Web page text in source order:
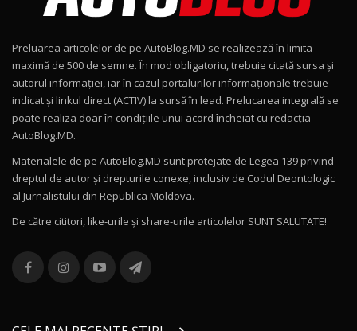
15:22
Mercedes-AMG E 53 HYBRID 4MATIC+ / Test
Drive AutoBlog.MD
16:27
11
Noul Volvo ES90 / Test Drive AutoBlog.MD
12
Noul MG HS / Test Drive AutoBlog.MD
16:48
13
combină aventura cu luxul / AutoBlog.MD
36:08
chinez care face lumea să se întoarcă după el
Preluarea articolelor de pe AutoBlog.MD se realizează în limita
maximă de 500 de semne. În mod obligatoriu, trebuie citată sursa și
autorul informației, iar în cazul portalurilor informaționale trebuie
indicat și linkul direct (ACTIV) la sursă în lead. Prelucarea integrală se
poate realiza doar în condițiile unui acord încheiat cu redacţia
AutoBlog.MD.
Materialele de pe AutoBlog.MD sunt protejate de Legea 139 privind
dreptul de autor și drepturile conexe, inclusiv de Codul Deontologic
al Jurnalistului din Republica Moldova.
De către cititori, like-urile şi share-urile articolelor SUNT SALUTATE!